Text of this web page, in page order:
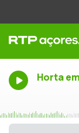
Horta